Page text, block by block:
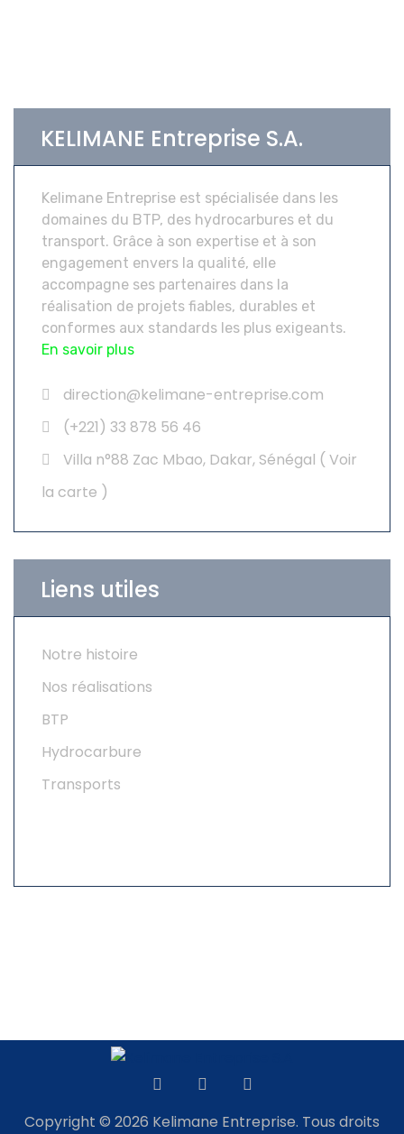
KELIMANE Entreprise S.A.
Kelimane Entreprise est spécialisée dans les
domaines du BTP, des hydrocarbures et du
transport. Grâce à son expertise et à son
engagement envers la qualité, elle
accompagne ses partenaires dans la
réalisation de projets fiables, durables et
conformes aux standards les plus exigeants.
En savoir plus
direction@kelimane-entreprise.com
(+221) 33 878 56 46
Villa n°88 Zac Mbao, Dakar, Sénégal ( Voir
la carte )
Liens utiles
Notre histoire
Nos réalisations
BTP
Hydrocarbure
Transports
Copyright © 2026 Kelimane Entreprise. Tous droits